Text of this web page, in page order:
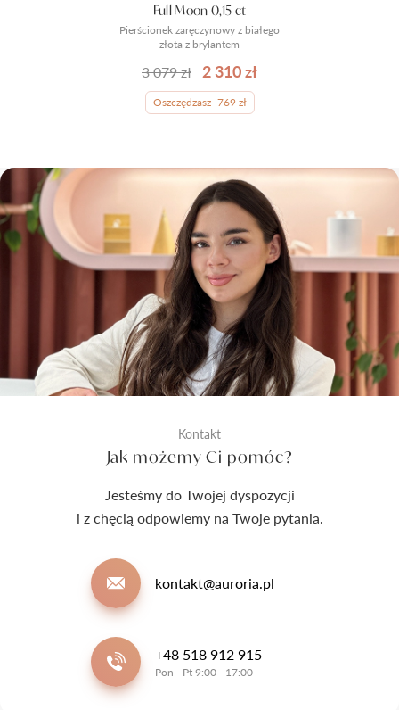
Pierścionek zaręczynowy z białego
złota z brylantem
Full Moon 0,15 ct
3 079 zł 2 310 zł
Oszczędzasz -769 zł
Kontakt
Jak możemy Ci pomóc?
Jesteśmy do Twojej dyspozycji
i z chęcią odpowiemy na Twoje pytania.
kontakt@auroria.pl
+48 518 912 915
Pon - Pt 9:00 - 17:00